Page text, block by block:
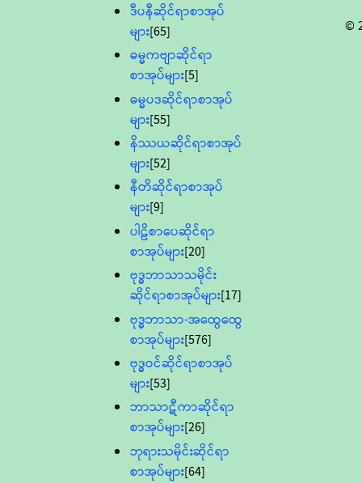
ဒီပနီဆိုင်ရာစာအုပ်
များ[65]
ဓမ္မကဗျာဆိုင်ရာ
စာအုပ်များ[5]
ဓမ္မပဒဆိုင်ရာစာအုပ်
များ[55]
နိဿယဆိုင်ရာစာအုပ်
များ[52]
နီတိဆိုင်ရာစာအုပ်
များ[9]
ပါဠိစာပေဆိုင်ရာ
စာအုပ်များ[20]
ဗုဒ္ဓဘာသာသမိုင်း
ဆိုင်ရာစာအုပ်များ[17]
ဗုဒ္ဓဘာသာ-အထွေထွေ
စာအုပ်များ[576]
ဗုဒ္ဓဝင်ဆိုင်ရာစာအုပ်
များ[53]
ဘာသာဋီကာဆိုင်ရာ
စာအုပ်များ[26]
ဘုရားသမိုင်းဆိုင်ရာ
စာအုပ်များ[64]
©